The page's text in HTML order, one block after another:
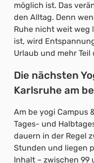
möglich ist. Das
den Alltag. Denn
Ruhe nicht weit weg
ist, wird
Urlaub und mehr Teil
Die nächsten
Karlsruhe am
Am be yogi Campus
Tages- und
dauern in der Regel
Stunden und liegen
Inhalt – zwischen 99